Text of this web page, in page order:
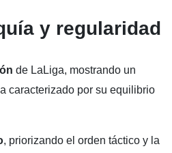
y regularidad
de LaLiga, mostrando un
caracterizado por su equilibrio
, priorizando el orden táctico y la